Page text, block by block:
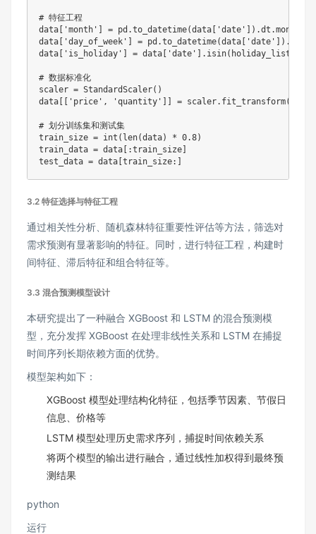
# 特征工程
data['month'] = pd.to_datetime(data['date']).dt.month
data['day_of_week'] =
data['is_holiday'] =
# 数据标准化
scaler = StandardScaler()
data[['price', 'quantity']] =
# 划分训练集和测试集
train_size = int(len(data) * 0.8)
train_data = data[:train_size]
3.2 特征选择与特征工程
通过相关性分析、随机森林特征重要性评估等方法，筛选对
需求预测有显著影响的特征。同时，进行特征工程，构建时
间特征、滞后特征和组合特征等。
3.3 混合预测模型设计
本研究提出了一种融合 XGBoost 和 LSTM 的混合预测模
型，充分发挥 XGBoost 在处理非线性关系和 LSTM 在捕捉
时间序列长期依赖方面的优势。
模型架构如下：
XGBoost 模型处理结构化特征，包括季节因素、节假日
信息、价格等
LSTM 模型处理历史需求序列，捕捉时间依赖关系
将两个模型的输出进行融合，通过线性加权得到最终预
测结果
python
运行